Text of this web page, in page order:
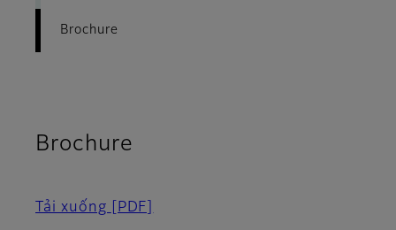
Brochure
Brochure
Tải xuống [PDF]